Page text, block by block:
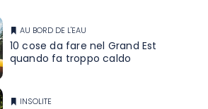
AU BORD DE L'EAU
10 cose da fare nel Grand Est
quando fa troppo caldo
INSOLITE